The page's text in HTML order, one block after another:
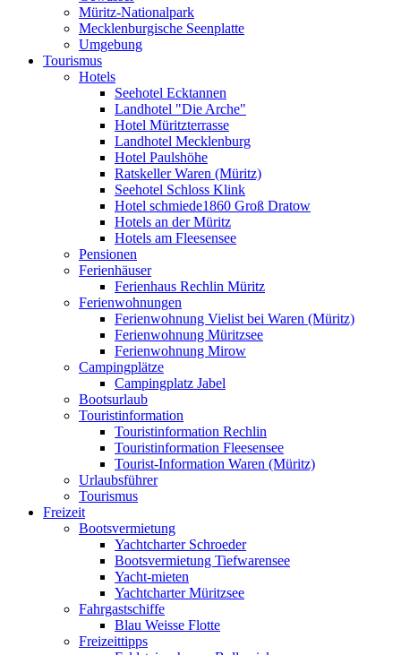
Müritz-Nationalpark
Mecklenburgische Seenplatte
Umgebung
Tourismus
Hotels
Seehotel Ecktannen
Landhotel "Die Arche"
Hotel Müritzterrasse
Landhotel Mecklenburg
Hotel Paulshöhe
Ratskeller Waren (Müritz)
Seehotel Schloss Klink
Hotel schmiede1860 Groß Dratow
Hotels an der Müritz
Hotels am Fleesensee
Pensionen
Ferienhäuser
Ferienhaus Rechlin Müritz
Ferienwohnungen
Ferienwohnung Vielist bei Waren (Müritz)
Ferienwohnung Müritzsee
Ferienwohnung Mirow
Campingplätze
Campingplatz Jabel
Bootsurlaub
Touristinformation
Touristinformation Rechlin
Touristinformation Fleesensee
Tourist-Information Waren (Müritz)
Urlaubsführer
Tourismus
Freizeit
Bootsvermietung
Yachtcharter Schroeder
Bootsvermietung Tiefwarensee
Yacht-mieten
Yachtcharter Müritzsee
Fahrgastschiffe
Blau Weisse Flotte
Freizeittipps